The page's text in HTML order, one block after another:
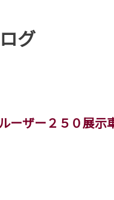
グ
ーザー２５０展